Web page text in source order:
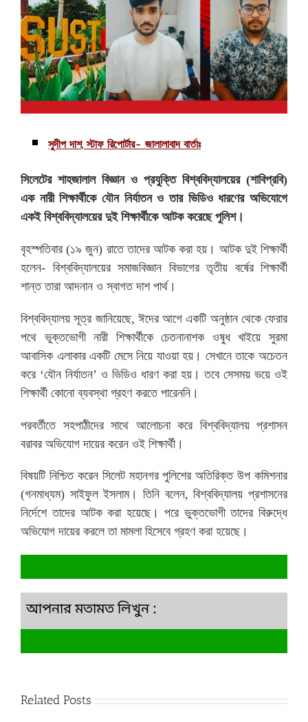
সুদীপ দাশ, স্টাফ রিপোর্টার- জালালাবাদ বার্তাঃ
সিলেটের শাহজালাল বিজ্ঞান ও প্রযুক্তি বিশ্ববিদ্যালয়ের (শাবিপ্রবি)
এক নারী শিক্ষার্থীকে যৌন নির্যাতন ও তার ভিডিও ধারণের অভিযোগে
একই বিশ্ববিদ্যালয়ের দুই শিক্ষার্থীকে আটক করেছে পুলিশ।
বৃহস্পতিবার (১৯ জুন) রাতে তাদের আটক করা হয়। আটক দুই শিক্ষার্থী
হলেন- বিশ্ববিদ্যালয়ের সমাজবিজ্ঞান বিভাগের তৃতীয় বর্ষের শিক্ষার্থী
শান্ত তারা আদনান ও স্বাগত দাশ পার্থ।
বিশ্ববিদ্যালয় সূত্র জানিয়েছে, ঈদের আগে একটি অনুষ্ঠান থেকে ফেরার
পথে ভুক্তভোগী নারী শিক্ষার্থীকে চেতনানাশক ওষুধ খাইয়ে সুরমা
আবাসিক এলাকার একটি মেসে নিয়ে যাওয়া হয়। সেখানে তাকে অচেতন
করে ‘যৌন নির্যাতন’ ও ভিডিও ধারণ করা হয়। তবে সেসময় ভয়ে ওই
শিক্ষার্থী কোনো ব্যবস্থা গ্রহণ করতে পারেননি।
পরবর্তীতে সহপাঠীদের সাথে আলোচনা করে বিশ্ববিদ্যালয় প্রশাসন
বরাবর অভিযোগ দায়ের করেন ওই শিক্ষার্থী।
বিষয়টি নিশ্চিত করেন সিলেট মহানগর পুলিশের অতিরিক্ত উপ কমিশনার
(গনমাধ্যম) সাইফুল ইসলাম। তিনি বলেন, বিশ্ববিদ্যালয় প্রশাসনের
নির্দেশে তাদের আটক করা হয়েছে। পরে ভুক্তভোগী তাদের বিরুদ্ধে
অভিযোগ দায়ের করলে তা মামলা হিসেবে গ্রহণ করা হয়েছে।
আপনার মতামত লিখুন :
Related Posts